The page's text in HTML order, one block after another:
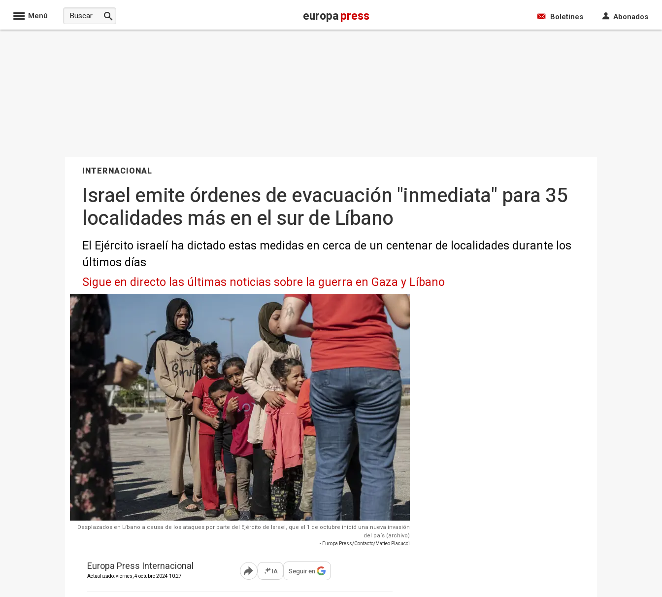
Menú europapress Boletines Abonados
INTERNACIONAL
Israel emite órdenes de evacuación "inmediata" para 35
localidades más en el sur de Líbano
El Ejército israelí ha dictado estas medidas en cerca de un centenar de localidades durante los
últimos días
Sigue en directo las últimas noticias sobre la guerra en Gaza y Líbano
Desplazados en Líbano a causa de los ataques por parte del Ejército de Israel, que el 1 de octubre inició una nueva invasión
del país (archivo)
- Europa Press/Contacto/Matteo Placucci
Europa Press Internacional
Actualizado: viernes, 4 octubre 2024 10:27 Abrir opciones para compartir
IA Seguir en